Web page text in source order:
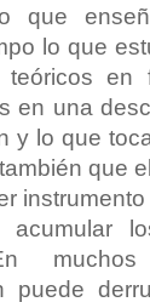
que
lo que
teóricos en
en una
y lo que
que
acumular
puede